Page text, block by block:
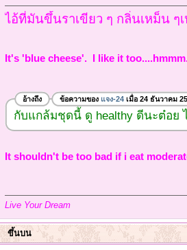
ไอ้ที่มันขึ้นราเขียว ๆ กลิ่นเหม็น ๆ
It's 'blue cheese'. I like it
อ้างถึง ข้อความของ แจง-24เมื่อ 24 ธันวาคม
กับแกล้มชุดนี้ ดู healthy ดีนะต๋อย
It shouldn't be too bad if i eat
Live Your Dream
ขึ้นบน